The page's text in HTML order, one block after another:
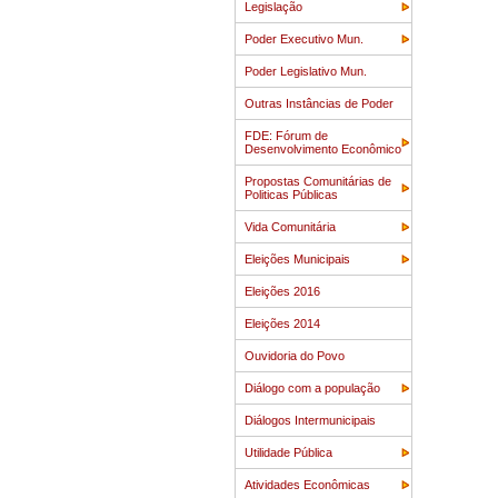
Legislação
Poder Executivo Mun.
Poder Legislativo Mun.
Outras Instâncias de Poder
FDE: Fórum de
Desenvolvimento Econômico
Propostas Comunitárias de
Politicas Públicas
Vida Comunitária
Eleições Municipais
Eleições 2016
Eleições 2014
Ouvidoria do Povo
Diálogo com a população
Diálogos Intermunicipais
Utilidade Pública
Atividades Econômicas